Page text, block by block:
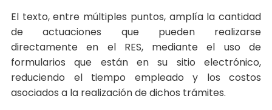
El texto, entre múltiples puntos, amplía la cantidad
de actuaciones que pueden realizarse
directamente en el RES, mediante el uso de
formularios que están en su sitio electrónico,
reduciendo el tiempo empleado y los costos
asociados a la realización de dichos trámites.